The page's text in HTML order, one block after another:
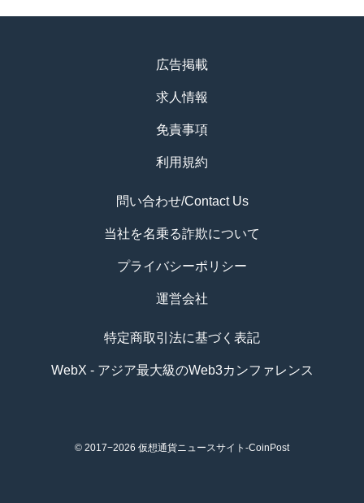
広告掲載
求人情報
免責事項
利用規約
問い合わせ/Contact Us
当社を名乗る詐欺について
プライバシーポリシー
運営会社
特定商取引法に基づく表記
WebX - アジア最大級のWeb3カンファレンス
© 2017−2026 仮想通貨ニュースサイト-CoinPost